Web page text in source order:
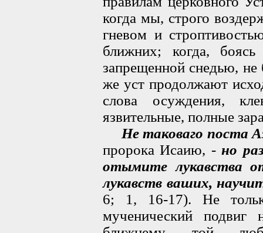
когда мы, строго
гневом и
ближних; когда, боясь
запрещенной снедью, не
же уст продолжают
слова осуждения,
язвительные, полные
Не таковаго поста
пророка Исаию, - но
отымите лукавства
лукавств ваших,
6; 1, 16-17). Не
мученический